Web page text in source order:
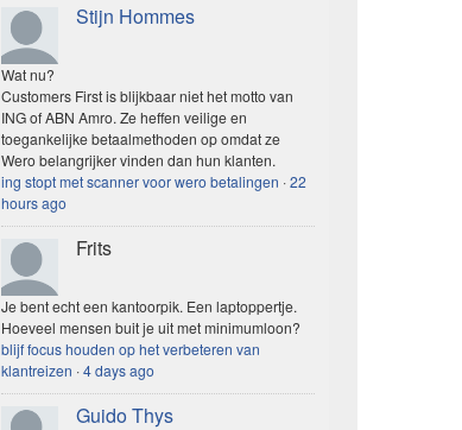
Stijn Hommes
Wat nu?
Customers First is blijkbaar niet het motto van
ING of ABN Amro. Ze heffen veilige en
toegankelijke betaalmethoden op omdat ze
Wero belangrijker vinden dan hun klanten.
ing stopt met scanner voor wero betalingen ·22
hours ago
Frits
Je bent echt een kantoorpik. Een laptoppertje.
Hoeveel mensen buit je uit met minimumloon?
blijf focus houden op het verbeteren van
klantreizen ·4 days ago
Guido Thys